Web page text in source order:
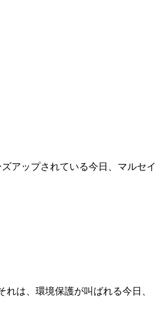
アップされている今日、マルセイ
は、環境保護が叫ばれる今日、